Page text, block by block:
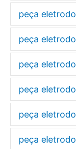
peça
peça
peça
peça
peça
peça